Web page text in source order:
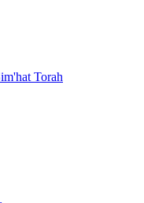
Torah